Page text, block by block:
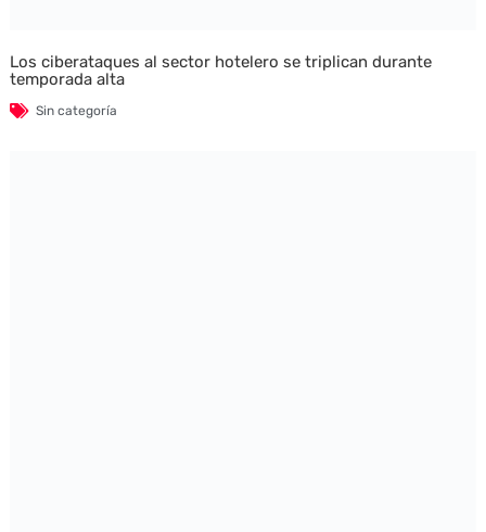
Los ciberataques al sector hotelero se triplican durante
temporada alta
Sin categoría